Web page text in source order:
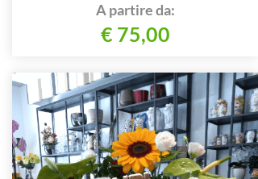
A partire da:
€ 75,00